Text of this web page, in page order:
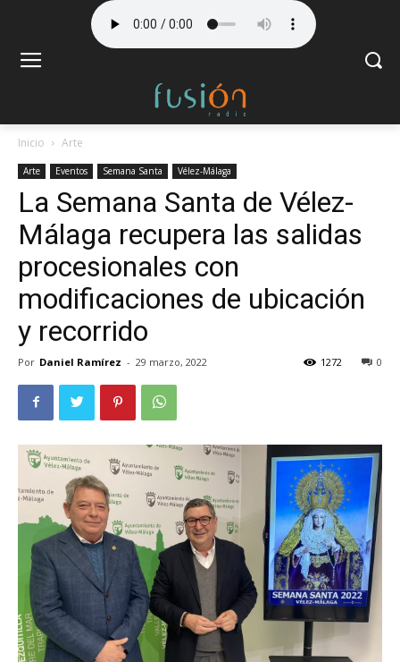
Inicio Arte
Arte Eventos Semana Santa Vélez-Málaga
La Semana Santa de Vélez-
Málaga recupera las salidas
procesionales con
modificaciones de ubicación
y recorrido
Por Daniel Ramírez - 29 marzo, 2022 0
1272